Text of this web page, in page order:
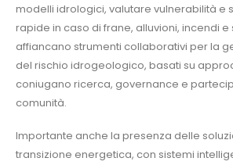
modelli idrologici, valutare vulnerabilità e
rapide in caso di frane, alluvioni, incendi e
affiancano strumenti collaborativi per la
del rischio idrogeologico, basati su
coniugano ricerca, governance e
comunità.
Importante anche la presenza delle
transizione energetica, con sistemi